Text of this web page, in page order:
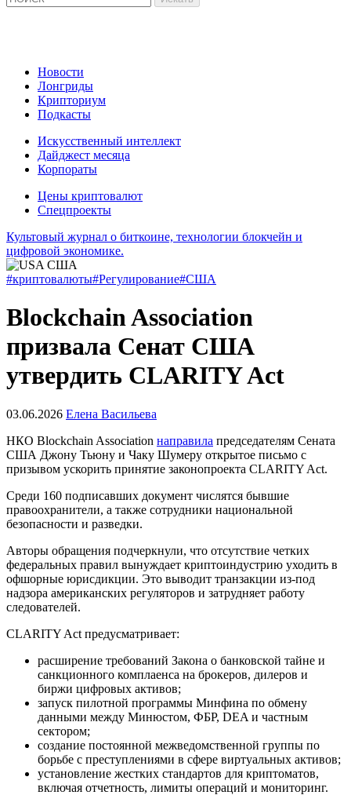
Новости
Лонгриды
Крипториум
Подкасты
Искусственный интеллект
Дайджест месяца
Корпораты
Цены криптовалют
Спецпроекты
Культовый журнал о биткоине, технологии блокчейн и
цифровой экономике.
#криптовалюты#Регулирование#США
Blockchain Association
призвала Сенат США
утвердить CLARITY Act
03.06.2026 Елена Васильева
НКО Blockchain Association направила председателям Сената
США Джону Тьюну и Чаку Шумеру открытое письмо с
призывом ускорить принятие законопроекта CLARITY Act.
Среди 160 подписавших документ числятся бывшие
правоохранители, а также сотрудники национальной
безопасности и разведки.
Авторы обращения подчеркнули, что отсутствие четких
федеральных правил вынуждает криптоиндустрию уходить в
офшорные юрисдикции. Это выводит транзакции из-под
надзора американских регуляторов и затрудняет работу
следователей.
CLARITY Act предусматривает:
расширение требований Закона о банковской тайне и
санкционного комплаенса на брокеров, дилеров и
биржи цифровых активов;
запуск пилотной программы Минфина по обмену
данными между Минюстом, ФБР, DEA и частным
сектором;
создание постоянной межведомственной группы по
борьбе с преступлениями в сфере виртуальных активов;
установление жестких стандартов для криптоматов,
включая отчетность, лимиты операций и мониторинг.